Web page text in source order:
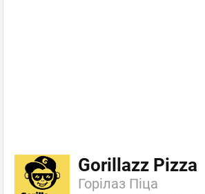
Gorillazz Pizza
Горілаз Піца